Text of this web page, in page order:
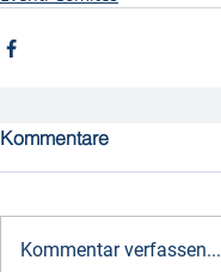
Kommentare
Kommentar verfassen...